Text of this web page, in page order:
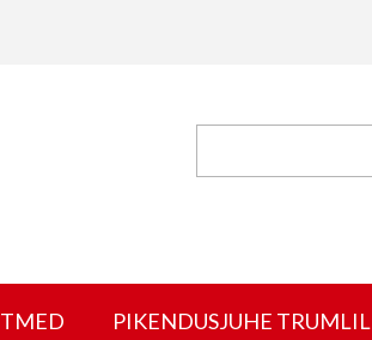
PIKENDUSJUHE TRUMLIL